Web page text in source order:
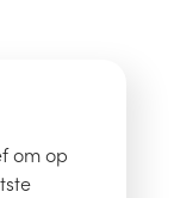
om op